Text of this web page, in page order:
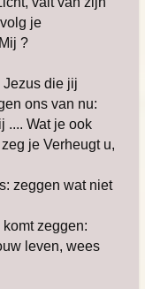
je
?
Jezus die jij
ons van nu:
.... Wat je ook
je Verheugt u,
zeggen wat niet
zeggen:
leven, wees